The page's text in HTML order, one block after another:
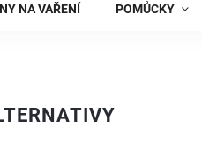
NA VAŘENÍ POMŮCKY